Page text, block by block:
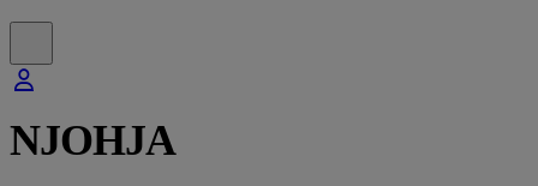
NJOHJA